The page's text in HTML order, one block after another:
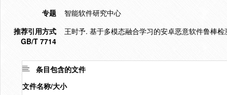
专题
智能软件研究中心
推荐引用方式
GB/T 7714
王时予. 基于多模态融合学习的安卓恶意软件鲁棒
条目包含的文件
文件名称/大小